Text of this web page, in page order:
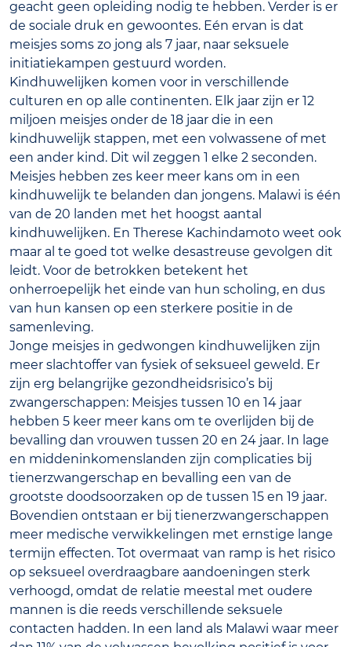
geacht geen opleiding nodig te hebben. Verder is er
de sociale druk en gewoontes. Eén ervan is dat
meisjes soms zo jong als 7 jaar, naar seksuele
initiatiekampen gestuurd worden.
Kindhuwelijken komen voor in verschillende
culturen en op alle continenten. Elk jaar zijn er 12
miljoen meisjes onder de 18 jaar die in een
kindhuwelijk stappen, met een volwassene of met
een ander kind. Dit wil zeggen 1 elke 2 seconden.
Meisjes hebben zes keer meer kans om in een
kindhuwelijk te belanden dan jongens. Malawi is één
van de 20 landen met het hoogst aantal
kindhuwelijken. En Therese Kachindamoto weet ook
maar al te goed tot welke desastreuse gevolgen dit
leidt. Voor de betrokken betekent het
onherroepelijk het einde van hun scholing, en dus
van hun kansen op een sterkere positie in de
samenleving.
Jonge meisjes in gedwongen kindhuwelijken zijn
meer slachtoffer van fysiek of seksueel geweld. Er
zijn erg belangrijke gezondheidsrisico’s bij
zwangerschappen: Meisjes tussen 10 en 14 jaar
hebben 5 keer meer kans om te overlijden bij de
bevalling dan vrouwen tussen 20 en 24 jaar. In lage
en middeninkomenslanden zijn complicaties bij
tienerzwangerschap en bevalling een van de
grootste doodsoorzaken op de tussen 15 en 19 jaar.
Bovendien ontstaan er bij tienerzwangerschappen
meer medische verwikkelingen met ernstige lange
termijn effecten. Tot overmaat van ramp is het risico
op seksueel overdraagbare aandoeningen sterk
verhoogd, omdat de relatie meestal met oudere
mannen is die reeds verschillende seksuele
contacten hadden. In een land als Malawi waar meer